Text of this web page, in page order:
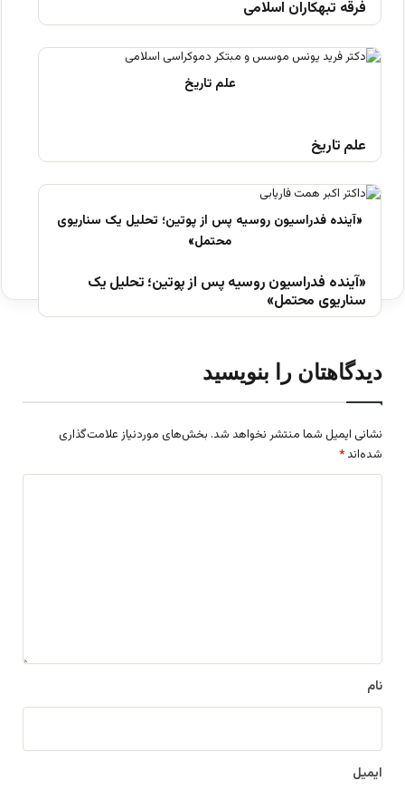
فرقه تبهکاران اسلامی
علم تاریخ
«آینده فدراسیون روسیه پس از پوتین؛ تحلیل یک
سناریوی محتمل»
دیدگاهتان را بنویسید
نشانی ایمیل شما منتشر نخواهد شد. بخش‌های موردنیاز علامت‌گذاری
شده‌اند *
نام
ایمیل